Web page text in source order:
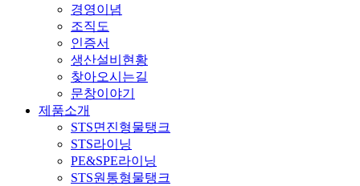
경영이념
조직도
인증서
생산설비현황
찾아오시는길
문창이야기
제품소개
STS면진형물탱크
STS라이닝
PE&SPE라이닝
STS원통형물탱크